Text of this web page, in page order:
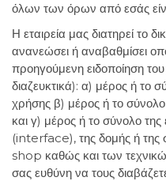
όλων των όρων από εσάς
Η εταιρεία μας διατηρεί το
ανανεώσει ή αναβαθμίσει
προηγούμενη ειδοποίηση
διαζευκτικά): α) μέρος ή
χρήσης β) μέρος ή το
και γ) μέρος ή το σύνολο
(interface), της δομής ή
shop καθώς και των
σας ευθύνη να τους